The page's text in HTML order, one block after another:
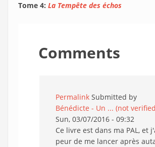
Tome 4: La Tempête des échos
Comments
Permalink Submitted by
Bénédicte - Un ... (not
Sun, 03/07/2016 - 09:32
Ce livre est dans ma PAL, et
peur de me lancer après